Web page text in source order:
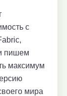
с
пишем
максимум
мира